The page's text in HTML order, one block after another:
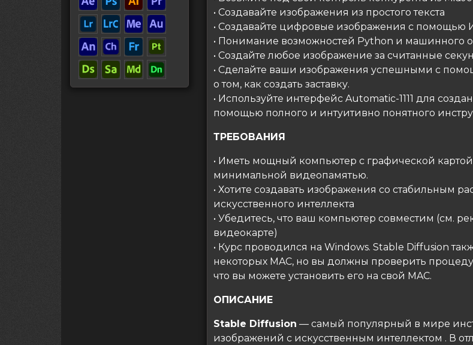
• Создавайте изображения из простого текста
• Создавайте цифровые изображения с помощью
• Понимание возможностей Python и машинного
• Создайте любое изображение за считанные
• Сделайте ваши изображения успешными с
о том, как создать заставку.
• Используйте интерфейс Automatic-1111 для
помощью полного и интуитивно понятного
ТРЕБОВАНИЯ
• Иметь мощный компьютер с графической картой
минимальной видеопамятью.
• Хотите создавать изображения со стабильным
искусственного интеллекта
• Убедитесь, что ваш компьютер совместим (см.
видеокарте)
• Курс проводился на Windows. Stable Diffusion
некоторых MAC, но вы должны проверить
что вы можете установить его на свой MAC.
ОПИСАНИЕ
Stable Diffusion — самый популярный в мире
изображений с искусственным интеллектом . В